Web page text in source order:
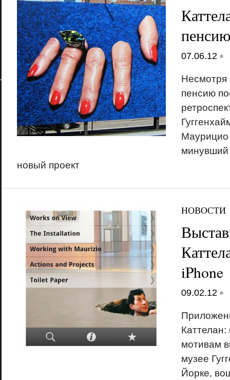
пенсию
07.06.12 •
Несмотря
пенсию
Маурицио
минувший
новый проект
НОВОСТИ
iPhone
09.02.12 •
мотивам
музее
Йорке,
18+